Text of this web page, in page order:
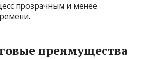
прозрачным и менее
преимущества